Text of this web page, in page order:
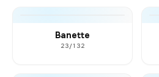
Banette
23/132